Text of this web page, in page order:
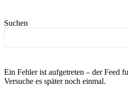
Suchen
Ein Fehler ist aufgetreten – der Feed
Versuche es später noch einmal.